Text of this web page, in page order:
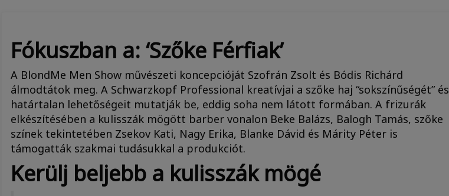
Fókuszban a: ‘Szőke Férfiak’
A BlondMe Men Show művészeti koncepcióját Szofrán Zsolt és Bódis Richárd
álmodtátok meg. A Schwarzkopf Professional kreatívjai a szőke haj “sokszínűségét” és
határtalan lehetőségeit mutatják be, eddig soha nem látott formában. A frizurák
elkészítésében a kulisszák mögött barber vonalon Beke Balázs, Balogh Tamás, szőke
színek tekintetében Zsekov Kati, Nagy Erika, Blanke Dávid és Márity Péter is
támogatták szakmai tudásukkal a produkciót.
Kerülj beljebb a kulisszák mögé